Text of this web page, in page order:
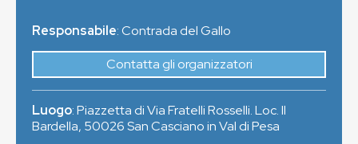
Responsabile: Contrada del Gallo
Contatta gli organizzatori
Luogo:Piazzetta di Via Fratelli Rosselli. Loc. Il
Bardella, 50026San Casciano in Val di Pesa